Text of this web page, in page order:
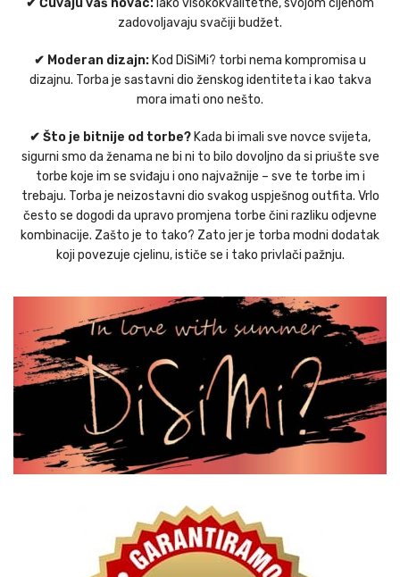
✔ Čuvaju vaš novac: Iako visokokvalitetne, svojom cijenom
zadovoljavaju svačiji budžet.
✔ Moderan dizajn: Kod DiSiMi? torbi nema kompromisa u
dizajnu. Torba je sastavni dio ženskog identiteta i kao takva
mora imati ono nešto.
✔ Što je bitnije od torbe? Kada bi imali sve novce svijeta,
sigurni smo da ženama ne bi ni to bilo dovoljno da si priušte sve
torbe koje im se sviđaju i ono najvažnije – sve te torbe im i
trebaju. Torba je neizostavni dio svakog uspješnog outfita. Vrlo
često se dogodi da upravo promjena torbe čini razliku odjevne
kombinacije. Zašto je to tako? Zato jer je torba modni dodatak
koji povezuje cjelinu, ističe se i tako privlači pažnju.